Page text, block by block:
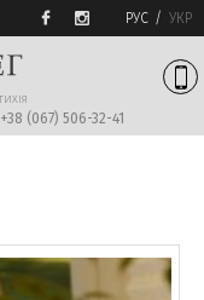
РУС УКР
+38 (067) 506-32-41